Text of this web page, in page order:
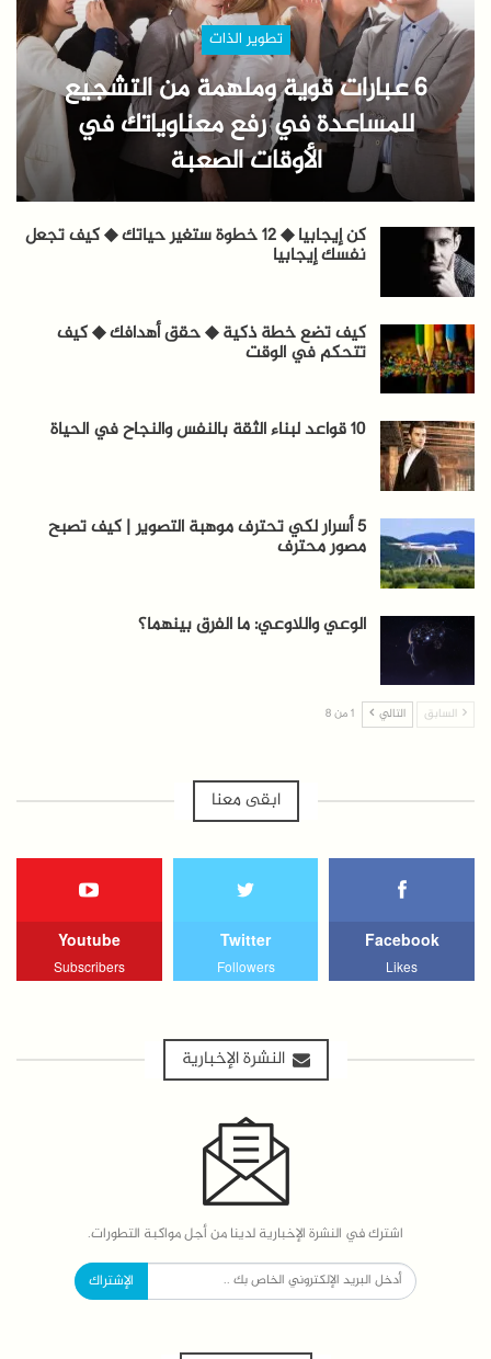
تطوير الذات
6 عبارات قوية وملهمة من التشجيع
للمساعدة في رفع معناوياتك في
الأوقات الصعبة
كن إيجابيا ◆ 12 خطوة ستغير حياتك ◆ كيف تجعل
نفسك إيجابيا
كيف تضع خطة ذكية ◆ حقق أهدافك ◆ كيف
تتحكم في الوقت
10 قواعد لبناء الثقة بالنفس والنجاح في الحياة
5 أسرار لكي تحترف موهبة التصوير | كيف تصبح
مصور محترف
الوعي واللاوعي: ما الفرق بينهما؟
السابق التالي 1 من 8
ابقى معنا
Facebook
Likes
Twitter
Followers
Youtube
Subscribers
النشرة الإخبارية
اشترك في النشرة الإخبارية لدينا من أجل مواكبة التطورات.
الإشتراك